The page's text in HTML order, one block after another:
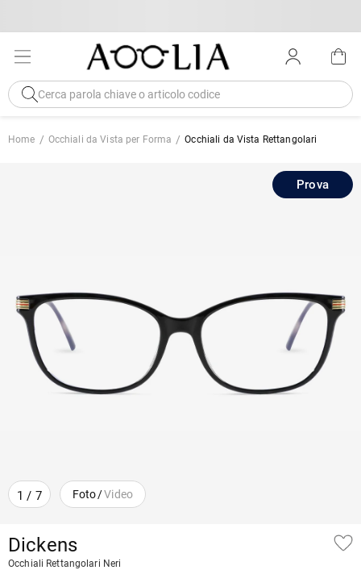
Home Occhiali da Vista per Forma Occhiali da Vista Rettangolari
1 / 7 Foto/Video
Prova
Dickens
Occhiali Rettangolari Neri